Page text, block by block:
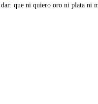
dar: que ni quiero oro ni plata